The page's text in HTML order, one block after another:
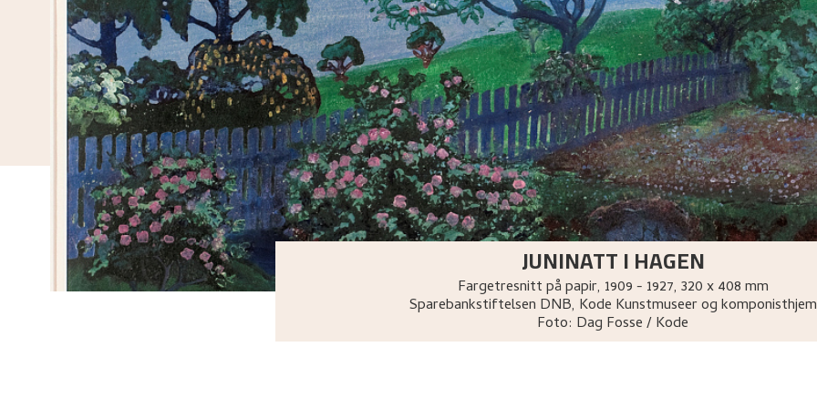
JUNINATT I HAGEN
Fargetresnitt på papir, 1909 - 1927, 320 x 408 mm
Sparebankstiftelsen DNB, Kode Kunstmuseer og komponisthjem
Foto: Dag Fosse / Kode